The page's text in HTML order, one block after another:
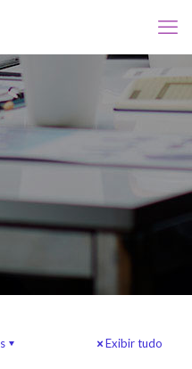
Exibir tudo